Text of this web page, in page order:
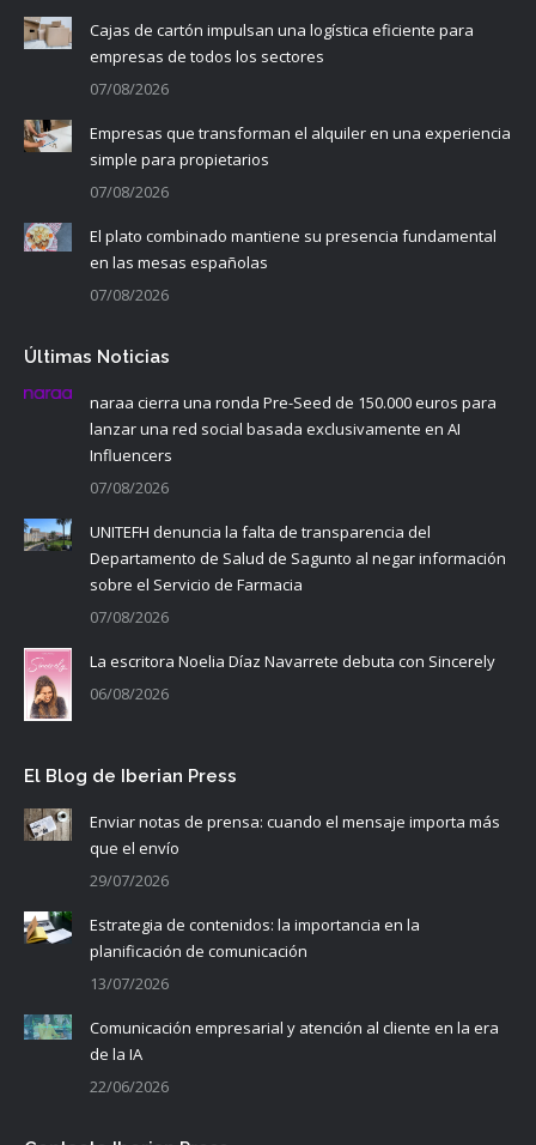
Cajas de cartón impulsan una logística eficiente para
empresas de todos los sectores
07/08/2026
Empresas que transforman el alquiler en una experiencia
simple para propietarios
07/08/2026
El plato combinado mantiene su presencia fundamental
en las mesas españolas
07/08/2026
Últimas Noticias
naraa cierra una ronda Pre-Seed de 150.000 euros para
lanzar una red social basada exclusivamente en AI
Influencers
07/08/2026
UNITEFH denuncia la falta de transparencia del
Departamento de Salud de Sagunto al negar información
sobre el Servicio de Farmacia
07/08/2026
La escritora Noelia Díaz Navarrete debuta con Sincerely
06/08/2026
El Blog de Iberian Press
Enviar notas de prensa: cuando el mensaje importa más
que el envío
29/07/2026
Estrategia de contenidos: la importancia en la
planificación de comunicación
13/07/2026
Comunicación empresarial y atención al cliente en la era
de la IA
22/06/2026